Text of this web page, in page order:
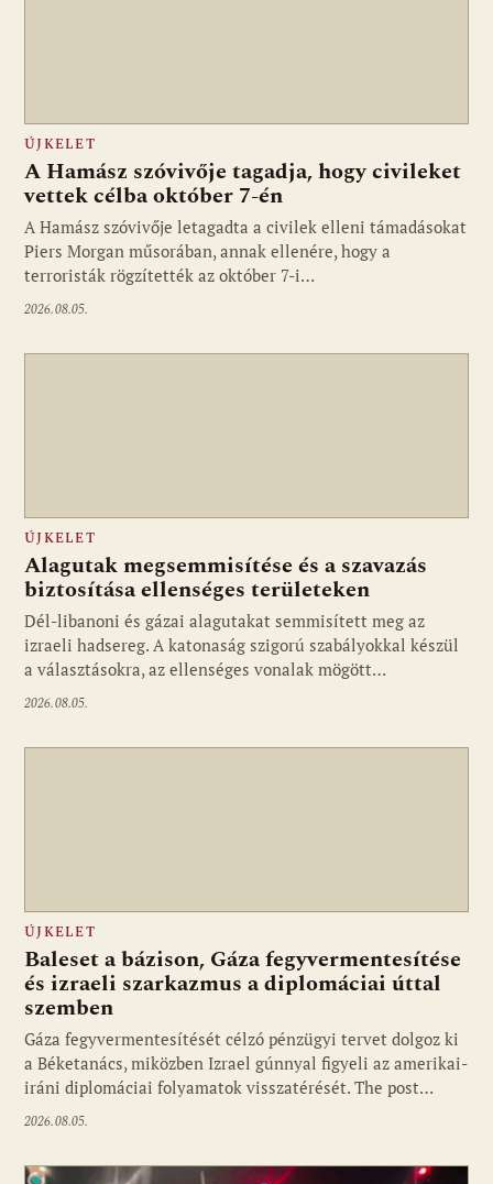
ÚJKELET
A Hamász szóvivője tagadja, hogy civileket
vettek célba október 7-én
A Hamász szóvivője letagadta a civilek elleni támadásokat
Piers Morgan műsorában, annak ellenére, hogy a
terroristák rögzítették az október 7-i…
2026.08.05.
ÚJKELET
Alagutak megsemmisítése és a szavazás
biztosítása ellenséges területeken
Dél-libanoni és gázai alagutakat semmisített meg az
izraeli hadsereg. A katonaság szigorú szabályokkal készül
a választásokra, az ellenséges vonalak mögött…
2026.08.05.
ÚJKELET
Baleset a bázison, Gáza fegyvermentesítése
és izraeli szarkazmus a diplomáciai úttal
szemben
Gáza fegyvermentesítését célzó pénzügyi tervet dolgoz ki
a Béketanács, miközben Izrael gúnnyal figyeli az amerikai-
iráni diplomáciai folyamatok visszatérését. The post…
2026.08.05.